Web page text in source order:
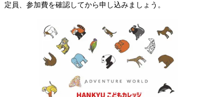
定員、参加費を確認してから申し込みましょう。